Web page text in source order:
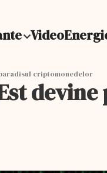
Video
criptomonedelor